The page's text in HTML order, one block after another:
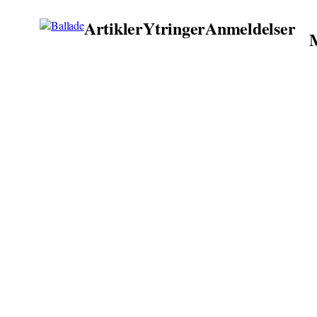
ArtiklerYtringerAnmeldelser